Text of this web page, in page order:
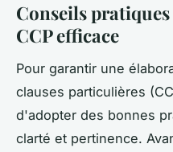
Conseils
CCP efficace
Pour garantir une
clauses particulières
d'adopter des bonnes
clarté et pertinence.